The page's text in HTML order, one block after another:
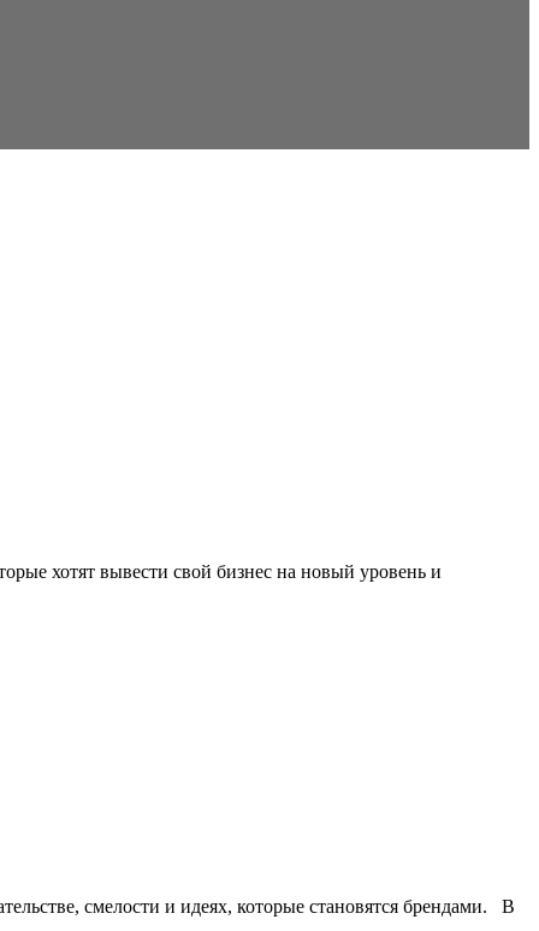
хотят вывести свой бизнес на новый уровень и
смелости и идеях, которые становятся брендами. В